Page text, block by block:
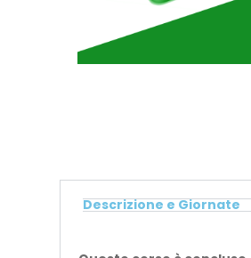
Descrizione e Giornate